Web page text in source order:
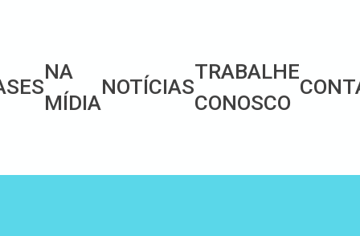
NA
MÍDIA
NOTÍCIAS
TRABALHE
CONOSCO